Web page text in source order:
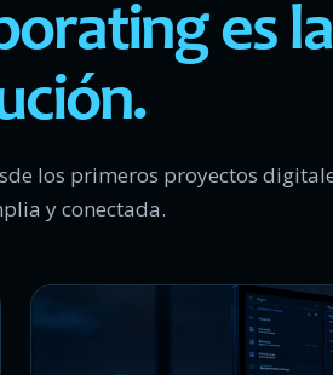
es la
los primeros proyectos
y conectada.